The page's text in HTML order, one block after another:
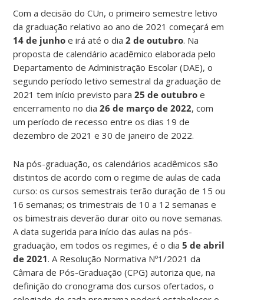
Com a decisão do CUn, o primeiro semestre letivo
da graduação relativo ao ano de 2021 começará em
14 de junho e irá até o dia 2 de outubro. Na
proposta de calendário acadêmico elaborada pelo
Departamento de Administração Escolar (DAE), o
segundo período letivo semestral da graduação de
2021 tem início previsto para25 de outubro e
encerramento no dia26 de março de 2022, com
um período de recesso entre os dias 19 de
dezembro de 2021 e 30 de janeiro de 2022.
Na pós-graduação, os calendários acadêmicos são
distintos de acordo com o regime de aulas de cada
curso: os cursos semestrais terão duração de 15 ou
16 semanas; os trimestrais de 10 a 12 semanas e
os bimestrais deverão durar oito ou nove semanas.
A data sugerida para início das aulas na pós-
graduação, em todos os regimes, é o dia5 de abril
de 2021. A Resolução Normativa Nº1/2021 da
Câmara de Pós-Graduação (CPG) autoriza que, na
definição do cronograma dos cursos ofertados, o